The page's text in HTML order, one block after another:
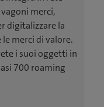
merci,
digitalizzare la
merci di valore.
i suoi oggetti in
700 roaming